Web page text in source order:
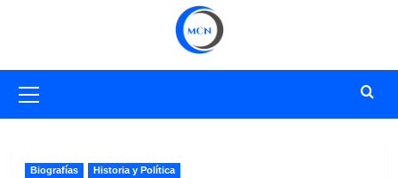
primario
Biografías Historia y Política